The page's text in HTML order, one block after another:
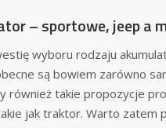
– sportowe, jeep a
wyboru rodzaju
są bowiem zarówno
również takie propozycje
jak traktor. Warto zatem